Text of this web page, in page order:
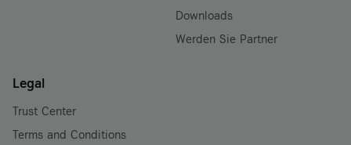
Downloads
Werden Sie Partner
Legal
Trust Center
Terms and Conditions